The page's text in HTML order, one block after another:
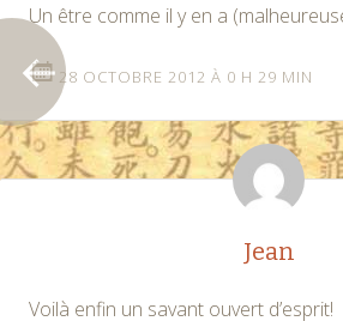
Un être comme il y en a
28 OCTOBRE 2012 À 0 H 29 MIN
Jean
Voilà enfin un savant ouvert d’esprit!